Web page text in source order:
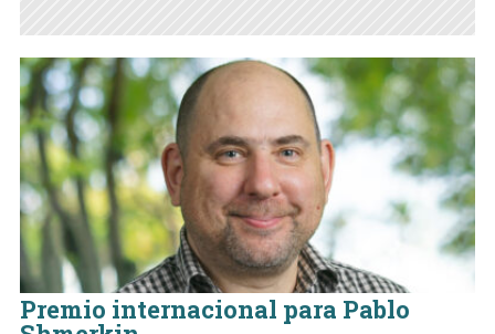
Premio internacional para Pablo